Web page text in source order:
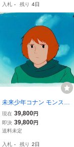
入札 - 残り 4日
未来少年コナン モンスリ
ー セル画 背景画 宮崎駿
大塚康生 本橋浩一 日本ア
ニメーション アニメ【A7
現在 39,800円
即決 39,800円
送料未定
入札 - 残り 2日